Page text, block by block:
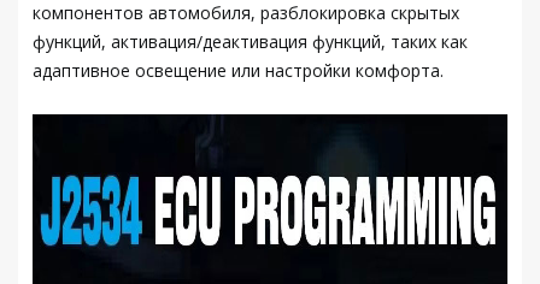
компонентов автомобиля, разблокировка скрытых
функций, активация/деактивация функций, таких как
адаптивное освещение или настройки комфорта.